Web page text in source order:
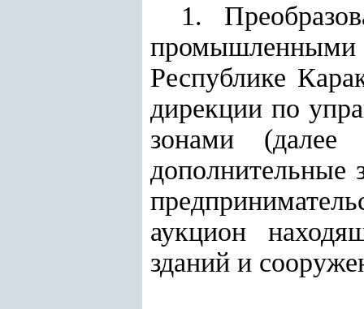
1.
промышленными
Республике
дирекции по
зонами
аукцион
зданий и